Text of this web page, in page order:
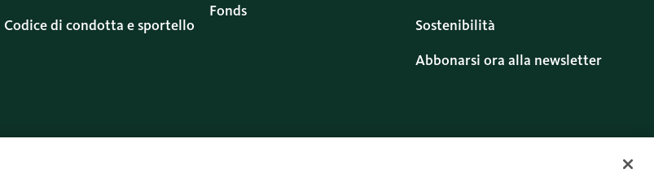
Codice di condotta e sportello
Fonds
Sostenibilità
Abbonarsi ora alla newsletter